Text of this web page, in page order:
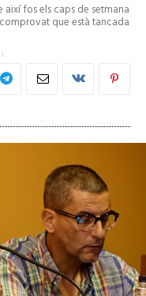
fos els caps de setmana
que està tancada